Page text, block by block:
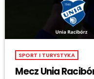
SPORT I TURYSTYKA
Mecz Unia